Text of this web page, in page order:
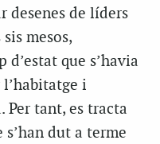
desenes de líders
mesos,
que s’havia
i
Per tant, es tracta
dut a terme